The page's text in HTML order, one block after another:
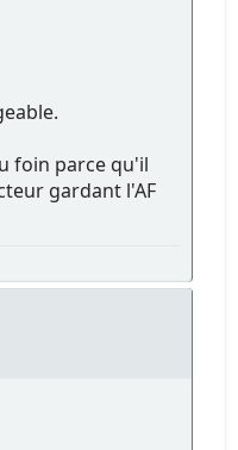
foin parce qu'il
gardant l'AF